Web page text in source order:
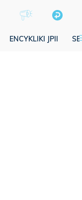
ENCYKLIKI JPII